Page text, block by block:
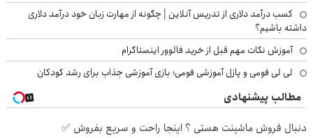
کسب درآمد دلاری از تدریس آنلاین | چگونه از مهارت زبان خود درآمد دلاری
داشته باشیم؟
آموزش نکات مهم قبل از خرید فالوور اینستاگرام
لی لی فومی و پازل آموزشی فومی؛ بازی آموزشی جذاب برای رشد کودکان
مطالب پیشنهادی
دنبال فروش ماشینت هستی ؟ اینجا راحت و سریع بفروش ✅